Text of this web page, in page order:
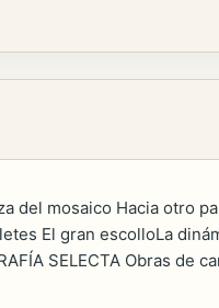
del mosaico Hacia otro
El gran escolloLa
SELECTA Obras de